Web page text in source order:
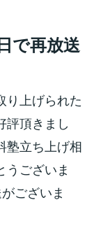
で再放送
り上げられた
評頂きまし
塾立ち上げ相
うございま
ございま